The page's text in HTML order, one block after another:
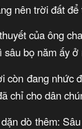
nên trời đất
của ông
sâu bọ năm ấy
còn đang nhức
chỉ cho dân
dò thêm: